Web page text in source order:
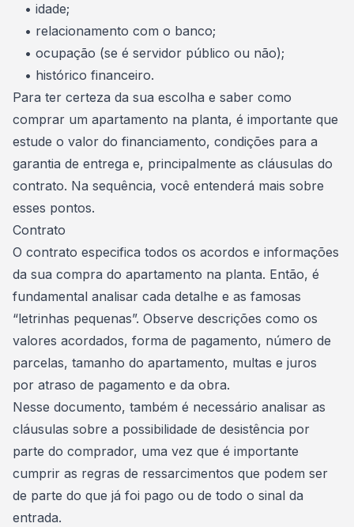
• idade;
• relacionamento com o banco;
• ocupação (se é servidor público ou não);
• histórico financeiro.
Para ter certeza da sua escolha e saber como
comprar um apartamento na planta, é importante que
estude o valor do financiamento, condições para a
garantia de entrega e, principalmente as cláusulas do
contrato. Na sequência, você entenderá mais sobre
esses pontos.
Contrato
O contrato especifica todos os acordos e informações
da sua compra do apartamento na planta. Então, é
fundamental analisar cada detalhe e as famosas
“letrinhas pequenas”. Observe descrições como os
valores acordados, forma de pagamento, número de
parcelas, tamanho do apartamento, multas e juros
por atraso de pagamento e da obra.
Nesse documento, também é necessário analisar as
cláusulas sobre a possibilidade de desistência por
parte do comprador, uma vez que é importante
cumprir as regras de ressarcimentos que podem ser
de parte do que já foi pago ou de todo o sinal da
entrada.